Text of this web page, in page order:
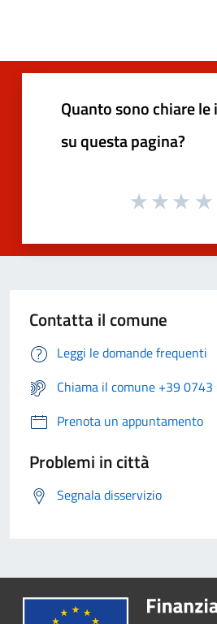
Quanto sono chiare
su questa pagina?
Contatta il comune
Leggi le domande frequenti
Chiama il comune +39 0743
Prenota un appuntamento
Problemi in città
Segnala disservizio